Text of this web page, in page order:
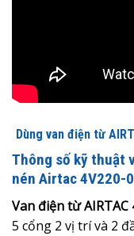
Dùng van điện từ
Thông số kỹ thuật
nén Airtac 4V220-
Van điện từ AIRTAC
5 cổng 2 vị trí và 2